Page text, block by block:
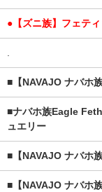
●【ズニ族】フェテ
■【NAVAJO ナバホ
■ナバホ族Eagle
ュエリー
■【NAVAJO ナバホ
■【NAVAJO ナバホ